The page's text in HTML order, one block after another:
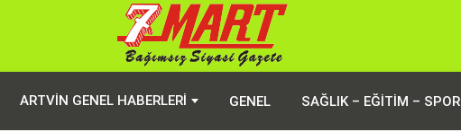
ARTVIN GENEL HABERLERI GENEL SAĞLIK – EĞITIM – SPOR